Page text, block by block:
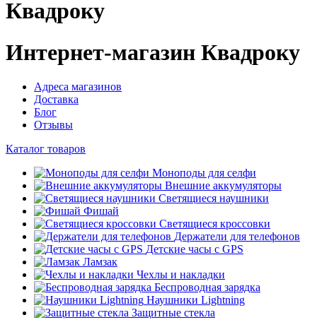
Квадроку
Интернет-магазин Квадроку
Адреса магазинов
Доставка
Блог
Отзывы
Каталог товаров
Моноподы для селфи
Внешние аккумуляторы
Светящиеся наушники
Фишай
Светящиеся кроссовки
Держатели для телефонов
Детские часы с GPS
Ламзак
Чехлы и накладки
Беспроводная зарядка
Наушники Lightning
Защитные стекла